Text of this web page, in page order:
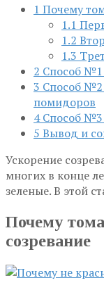
1 Почему
1.1
1.2
1.3
2 Способ №1
3 Способ №2
помидоров
4Способ №3
5 Вывод и
Ускорение
многих в конце
зеленые. В этой
Почему
созревание